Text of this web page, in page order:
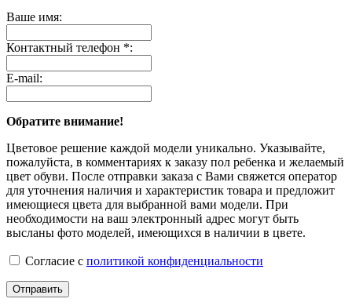
Ваше имя:
Контактный телефон *:
E-mail:
Обратите внимание!
Цветовое решение каждой модели уникально. Указывайте,
пожалуйста, в комментариях к заказу пол ребенка и желаемый
цвет обуви. После отправки заказа с Вами свяжется оператор
для уточнения наличия и характеристик товара и предложит
имеющиеся цвета для выбранной вами модели. При
необходимости на ваш электронный адрес могут быть
высланы фото моделей, имеющихся в наличии в цвете.
Согласие с политикой конфиденциальности
Отправить